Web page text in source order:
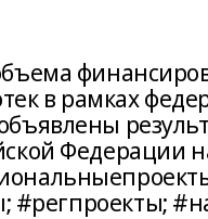
в рамках
Федерации
#регпроекты;